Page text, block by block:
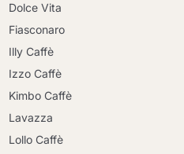
Dolce Vita
Fiasconaro
Illy Caffè
Izzo Caffè
Kimbo Caffè
Lavazza
Lollo Caffè